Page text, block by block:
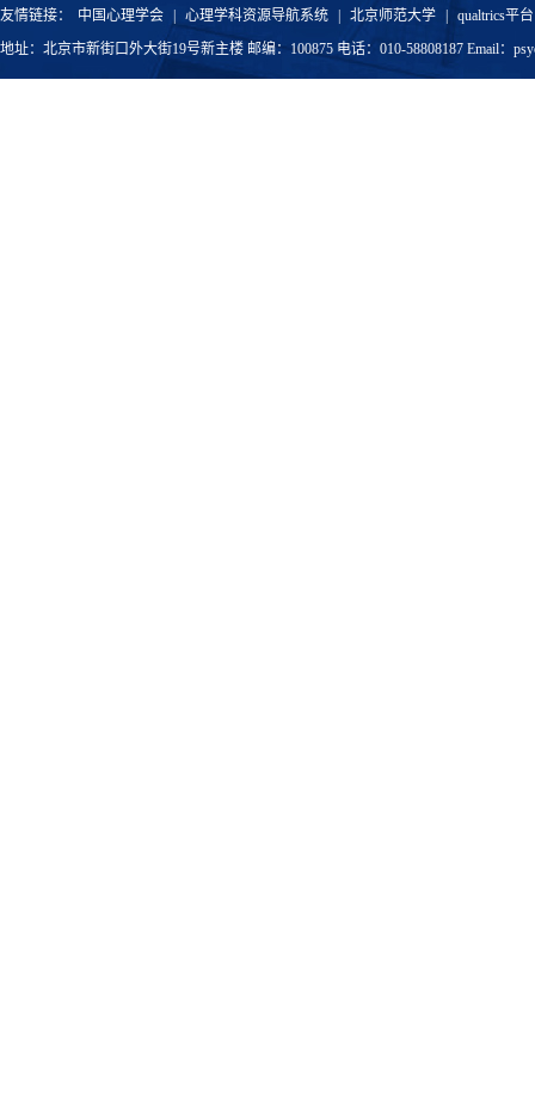
友情链接： 中国心理学会 心理学科资源导航系统 北京师范大学
qualtrics平台
地址：北京市新街口外大街19号新主楼 邮编：100875 电话：010-58808187 Email：